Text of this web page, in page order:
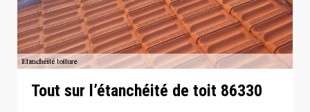
Tout sur l’étanchéité de toit 86330